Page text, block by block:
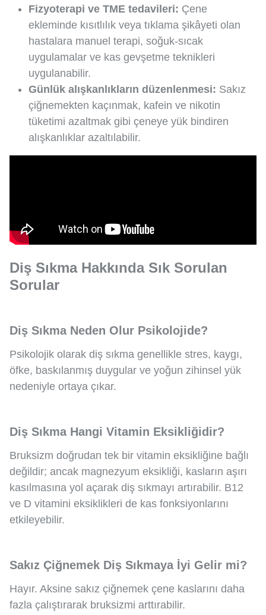
Fizyoterapi ve TME tedavileri: Çene
ekleminde kısıtlılık veya tıklama şikâyeti olan
hastalara manuel terapi, soğuk-sıcak
uygulamalar ve kas gevşetme teknikleri
uygulanabilir.
Günlük alışkanlıkların düzenlenmesi: Sakız
çiğnemekten kaçınmak, kafein ve nikotin
tüketimi azaltmak gibi çeneye yük bindiren
alışkanlıklar azaltılabilir.
Diş Sıkma Hakkında Sık Sorulan
Sorular
Diş Sıkma Neden Olur Psikolojide?
Psikolojik olarak diş sıkma genellikle stres, kaygı,
öfke, baskılanmış duygular ve yoğun zihinsel yük
nedeniyle ortaya çıkar.
Diş Sıkma Hangi Vitamin Eksikliğidir?
Bruksizm doğrudan tek bir vitamin eksikliğine bağlı
değildir; ancak magnezyum eksikliği, kasların aşırı
kasılmasına yol açarak diş sıkmayı artırabilir. B12
ve D vitamini eksiklikleri de kas fonksiyonlarını
etkileyebilir.
Sakız Çiğnemek Diş Sıkmaya İyi Gelir mi?
Hayır. Aksine sakız çiğnemek çene kaslarını daha
fazla çalıştırarak bruksizmi arttırabilir.